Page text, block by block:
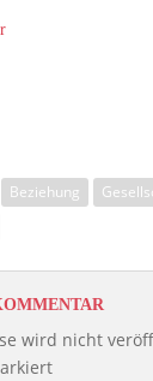
Beziehung
wird nicht